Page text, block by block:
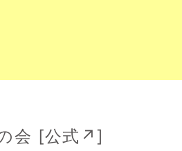
会 [公式↗]